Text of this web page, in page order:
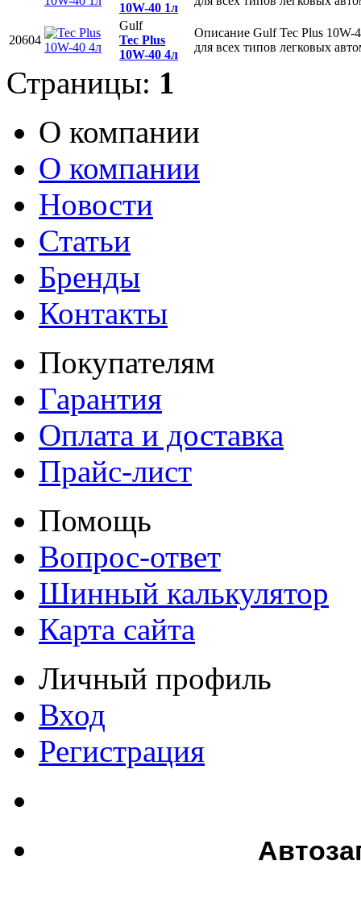
10W-40 1л
20604
Gulf
Tec Plus
10W-40 4л
Описание Gulf Tec Plus 10W-
для всех типов легковых
Страницы: 1
О компании
О компании
Новости
Статьи
Бренды
Контакты
Покупателям
Гарантия
Оплата и доставка
Прайс-лист
Помощь
Вопрос-ответ
Шинный калькулятор
Карта сайта
Личный профиль
Вход
Регистрация